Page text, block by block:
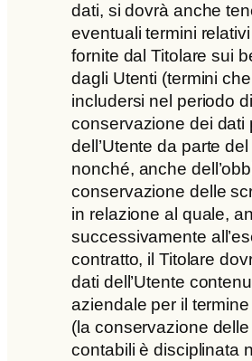
dati, si dovrà anche
eventuali termini
fornite dal Titolare sui
dagli Utenti (termini
includersi nel periodo di
conservazione dei dati
dell’Utente da parte
nonché, anche
conservazione delle
in relazione al quale,
successivamente
contratto, il Titolare
dati dell’Utente
aziendale per il
(la conservazione
contabili è disciplinata